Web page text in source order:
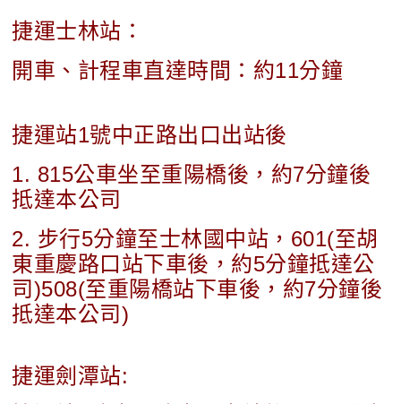
捷運士林站：
開車、計程車直達時間：約11分鐘
捷運站1號中正路出口出站後
1. 815公車坐至重陽橋後，約7分鐘後
抵達本公司
2. 步行5分鐘至士林國中站，601(至胡
東重慶路口站下車後，約5分鐘抵達公
司)508(至重陽橋站下車後，約7分鐘後
抵達本公司)
捷運劍潭站: